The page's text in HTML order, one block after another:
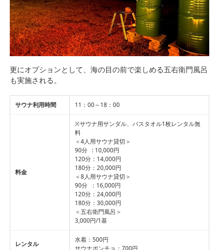
更にオプションとして、海の目の前で楽しめる五右衛門風呂
も実施される。
サウナ利用時間 11：00～18：00
料金
※サウナ用サンダル、バスタオル1枚レンタル無
料
＜4人用サウナ貸切＞
90分 : 10,000円
120分：14,000円
180分：20,000円
＜8人用サウナ貸切＞
90分 ：16,000円
120分：24,000円
180分：30,000円
＜五右衛門風呂＞
3,000円/1基
レンタル
水着：500円
サウナポンチョ：700円